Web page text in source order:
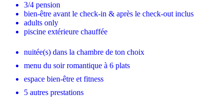
3/4 pension
bien-être avant le check-in & après le check-out inclus
adults only
piscine extérieure chauffée
nuitée(s) dans la chambre de ton choix
menu du soir romantique à 6 plats
espace bien-être et fitness
5 autres prestations